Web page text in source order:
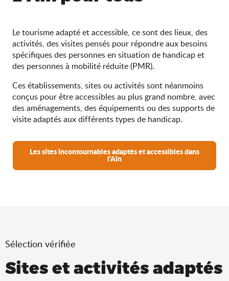
Le tourisme adapté et accessible, ce sont des lieux, des
activités, des visites pensés pour répondre aux besoins
spécifiques des personnes en situation de handicap et
des personnes à mobilité réduite (PMR).
Ces établissements, sites ou activités sont néanmoins
conçus pour être accessibles au plus grand nombre, avec
des aménagements, des équipements ou des supports de
visite adaptés aux différents types de handicap.
Les sites incontournables adaptés et accessibles dans
l’Ain
Sélection vérifiée
Sites et activités adaptés